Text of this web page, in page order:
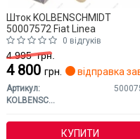
Шток KOLBENSCHMIDT
50007572 Fiat Linea
0 відгуків
4 995грн.
4 800 грн. відправка
Артикул:
KOLBENSCHMIDT
КУПИТИ